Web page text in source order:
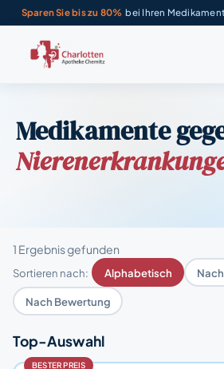
Sparen Sie bis zu 80% bei Ihren
Medikamente
1 Ergebnis gefunden
Sortieren nach: Alphabetisch
Nach Bewertung
Top-Auswahl
BESTER PREIS